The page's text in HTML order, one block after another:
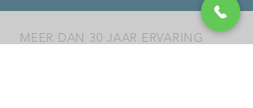
MEER DAN 30 JAAR ERVARING